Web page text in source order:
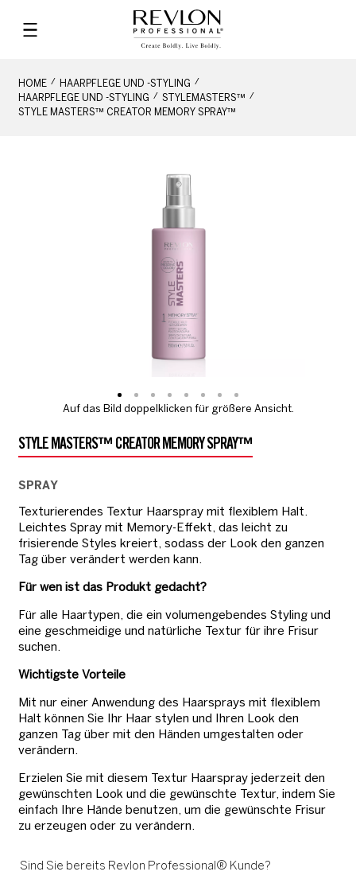
HOME
HAARPFLEGE UND -STYLING
HAARPFLEGE UND -STYLING
STYLEMASTERS™
STYLE MASTERS™ CREATOR MEMORY SPRAY™
Auf das Bild doppelklicken für größere Ansicht.
STYLE MASTERS™ CREATOR MEMORY SPRAY™
SPRAY
Texturierendes Textur Haarspray mit flexiblem Halt.
Leichtes Spray mit Memory-Effekt, das leicht zu
frisierende Styles kreiert, sodass der Look den ganzen
Tag über verändert werden kann.
Für wen ist das Produkt gedacht?
Für alle Haartypen, die ein volumengebendes Styling und
eine geschmeidige und natürliche Textur für ihre Frisur
suchen.
Wichtigste Vorteile
Mit nur einer Anwendung des Haarsprays mit flexiblem
Halt können Sie Ihr Haar stylen und Ihren Look den
ganzen Tag über mit den Händen umgestalten oder
verändern.
Erzielen Sie mit diesem Textur Haarspray jederzeit den
gewünschten Look und die gewünschte Textur, indem Sie
einfach Ihre Hände benutzen, um die gewünschte Frisur
zu erzeugen oder zu verändern.
Sind Sie bereits Revlon Professional® Kunde?